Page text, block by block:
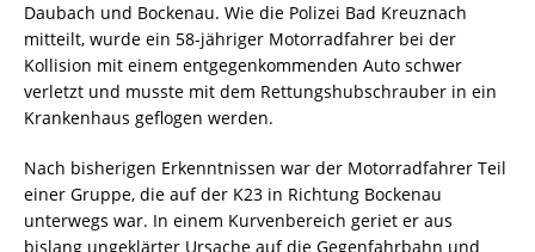
Daubach und Bockenau. Wie die Polizei Bad Kreuznach
mitteilt, wurde ein 58-jähriger Motorradfahrer bei der
Kollision mit einem entgegenkommenden Auto schwer
verletzt und musste mit dem Rettungshubschrauber in ein
Krankenhaus geflogen werden.
Nach bisherigen Erkenntnissen war der Motorradfahrer Teil
einer Gruppe, die auf der K23 in Richtung Bockenau
unterwegs war. In einem Kurvenbereich geriet er aus
bislang ungeklärter Ursache auf die Gegenfahrbahn und